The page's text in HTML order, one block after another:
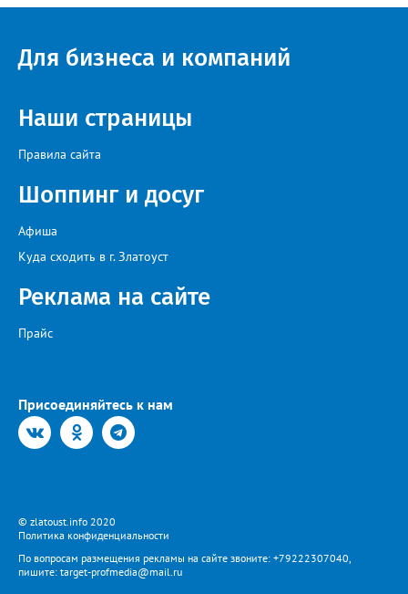
Челябинской, Свердловской, Курганской, Оренбургской
идейный вдохновитель, организатор фестиваля, эстрадный
певец, победитель главного патриотического конкурса страны
искусства «Золотая лира», участник телевизионных проектов
на Первом канале, обладатель звания «Голос страны» Алексей
Для бизнеса и компаний
Наши страницы
Правила сайта
Шоппинг и досуг
Афиша
Куда сходить в г. Златоуст
Реклама на сайте
Прайс
Присоединяйтесь к нам
© zlatoust.info 2020
Политика конфиденциальности
По вопросам размещения рекламы на сайте звоните: +79222307040,
пишите: target-profmedia@mail.ru